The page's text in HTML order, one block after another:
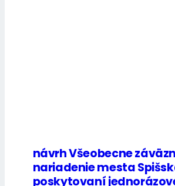
návrh Všeobecne
nariadenie mesta
poskytovaní